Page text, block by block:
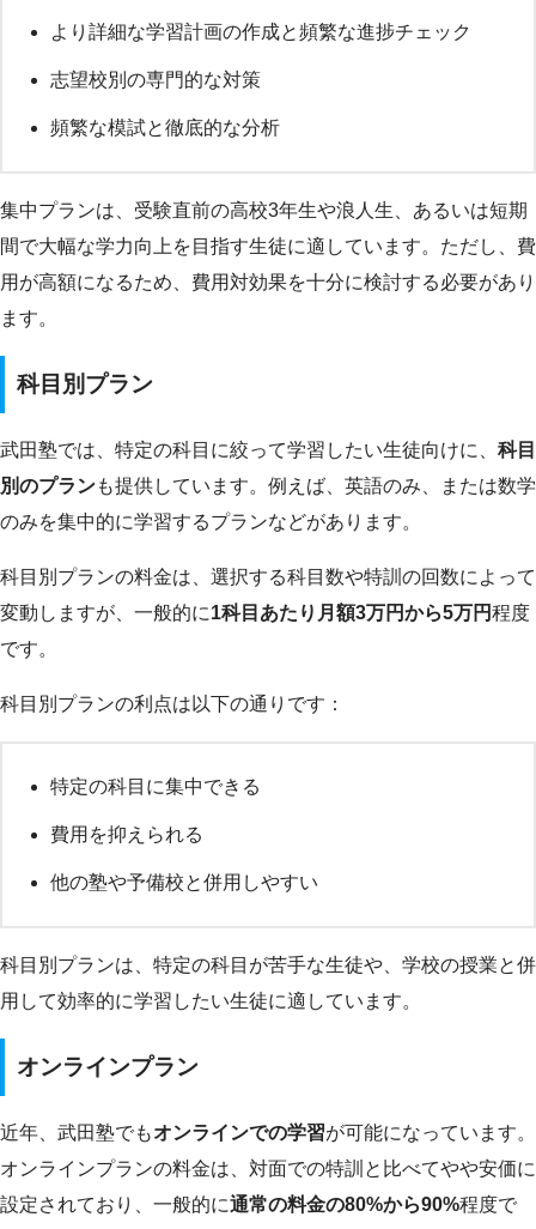
より詳細な学習計画の作成と頻繁な進捗チェック
志望校別の専門的な対策
頻繁な模試と徹底的な分析
集中プランは、受験直前の高校3年生や浪人生、あるいは短期
間で大幅な学力向上を目指す生徒に適しています。ただし、費
用が高額になるため、費用対効果を十分に検討する必要があり
ます。
科目別プラン
武田塾では、特定の科目に絞って学習したい生徒向けに、 科目
別のプランも提供しています。例えば、英語のみ、または数学
のみを集中的に学習するプランなどがあります。
科目別プランの料金は、選択する科目数や特訓の回数によって
変動しますが、一般的に1科目あたり月額3万円から5万円程度
です。
科目別プランの利点は以下の通りです：
特定の科目に集中できる
費用を抑えられる
他の塾や予備校と併用しやすい
科目別プランは、特定の科目が苦手な生徒や、学校の授業と併
用して効率的に学習したい生徒に適しています。
オンラインプラン
近年、武田塾でもオンラインでの学習が可能になっています。
オンラインプランの料金は、対面での特訓と比べてやや安価に
設定されており、一般的に通常の料金の80%から90%程度で